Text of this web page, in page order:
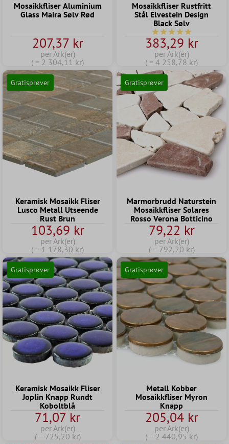
Mosaikkfliser Aluminium
Glass Maira Sølv Rød
207,37 kr
per Ark(er)
( = 2 304,11 kr)
Mosaikkfliser Rustfritt
Stål Elvestein Design
Black Sølv
Gjennomsnittlig
383,29 kr
per Ark(er)
( = 4 258,78 kr)
Gratisprøver
Keramisk Mosaikk Fliser
Lusco Metall Utseende
Rust Brun
103,69 kr
per Ark(er)
( = 1 178,30 kr)
Gratisprøver
Marmorbrudd Naturstein
Mosaikkfliser Solares
Rosso Verona Botticino
79,22 kr
per Ark(er)
( = 792,20 kr)
Gratisprøver
Keramisk Mosaikk Fliser
Joplin Knapp Rundt
Koboltblå
71,07 kr
per Ark(er)
( = 725,20 kr)
Gratisprøver
Metall Kobber
Mosaikkfliser Myron
Knapp
205,04 kr
per Ark(er)
( = 2 440,95 kr)